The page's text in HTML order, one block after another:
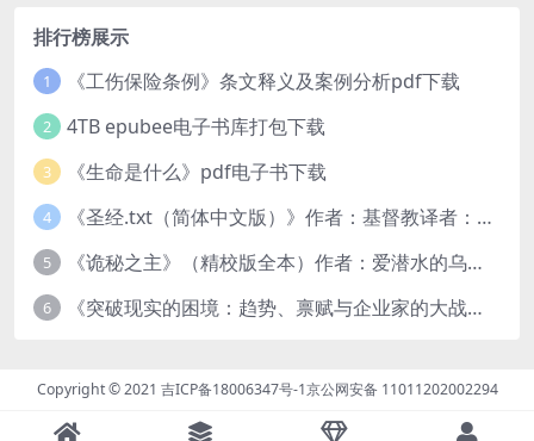
排行榜展示
1 《工伤保险条例》条文释义及案例分析pdf下载
2 4TB epubee电子书库打包下载
3 《生命是什么》pdf电子书下载
4 《圣经.txt（简体中文版）》作者：基督教译者：中国基督教协会
5 《诡秘之主》（精校版全本）作者：爱潜水的乌贼txt
6 《突破现实的困境：趋势、禀赋与企业家的大战略》pdf图书下载
Copyright © 2021 吉ICP备18006347号-1京公网安备 11011202002294